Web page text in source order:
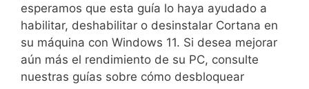
esperamos que esta guía lo haya ayudado a
habilitar, deshabilitar o desinstalar Cortana en
su máquina con Windows 11. Si desea mejorar
aún más el rendimiento de su PC, consulte
nuestras guías sobre cómo desbloquear